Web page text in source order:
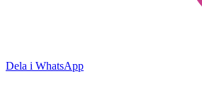
Dela i WhatsApp